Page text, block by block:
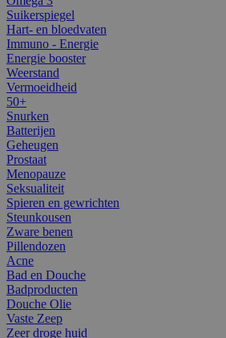
Suikerspiegel
Hart- en bloedvaten
Immuno - Energie
Energie booster
Weerstand
Vermoeidheid
50+
Snurken
Batterijen
Geheugen
Prostaat
Menopauze
Seksualiteit
Spieren en gewrichten
Steunkousen
Zware benen
Pillendozen
Acne
Bad en Douche
Badproducten
Douche Olie
Vaste Zeep
Zeer droge huid